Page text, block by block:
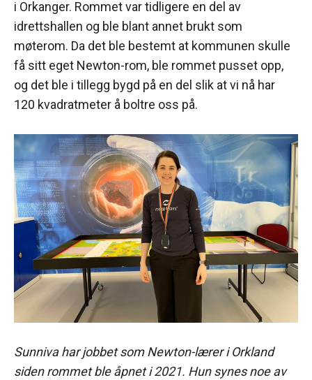
i Orkanger. Rommet var tidligere en del av
idrettshallen og ble blant annet brukt som
møterom. Da det ble bestemt at kommunen skulle
få sitt eget Newton-rom, ble rommet pusset opp,
og det ble i tillegg bygd på en del slik at vi nå har
120 kvadratmeter å boltre oss på.
Sunniva har jobbet som Newton-lærer i Orkland
siden rommet ble åpnet i 2021. Hun synes noe av